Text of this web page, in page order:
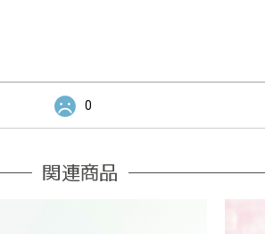
0
関連商品